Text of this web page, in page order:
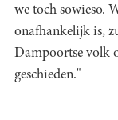
we toch sowieso.
onafhankelijk is,
Dampoortse volk
geschieden."